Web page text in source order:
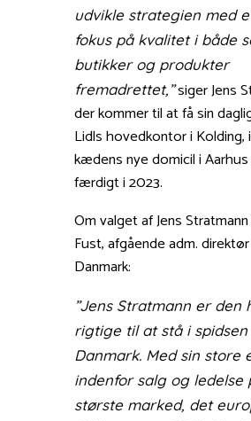
udvikle strategien med
fokus på kvalitet i både
butikker og produkter
fremadrettet,”siger Jens
der kommer til at få sin
Lidls hovedkontor i Kolding,
kædens nye domicil i
færdigt i 2023.
Om valget af Jens
Fust, afgående adm.
Danmark:
”Jens Stratmann er den
rigtige til at stå i spidsen
Danmark. Med sin store
indenfor salg og ledelse
største marked, det